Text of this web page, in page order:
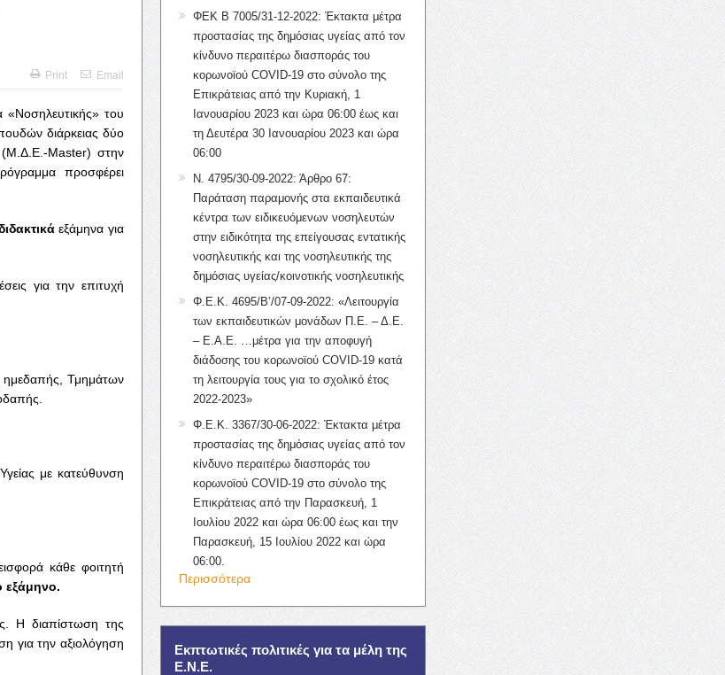
Print Email
του
διάρκειας δύο
(Μ.Δ.Ε.-Master) στην
προσφέρει
εξάμηνα για
για την επιτυχή
ημεδαπής, Τμημάτων
με κατεύθυνση
κάθε φοιτητή
εξάμηνο.
Η διαπίστωση της
για την αξιολόγηση
ΦΕΚ Β 7005/31-12-2022: Έκτακτα μέτρα
προστασίας της δημόσιας υγείας από τον
κίνδυνο περαιτέρω διασποράς του
κορωνοϊού COVID-19 στο σύνολο της
Επικράτειας από την Κυριακή, 1
Ιανουαρίου 2023 και ώρα 06:00 έως και
τη Δευτέρα 30 Ιανουαρίου 2023 και ώρα
06:00
Ν. 4795/30-09-2022: Άρθρο 67:
Παράταση παραμονής στα εκπαιδευτικά
κέντρα των ειδικευόμενων νοσηλευτών
στην ειδικότητα της επείγουσας εντατικής
νοσηλευτικής και της νοσηλευτικής της
δημόσιας υγείας/κοινοτικής νοσηλευτικής
Φ.Ε.Κ. 4695/Β’/07-09-2022: «Λειτουργία
των εκπαιδευτικών μονάδων Π.Ε. – Δ.Ε.
– Ε.Α.Ε. …μέτρα για την αποφυγή
διάδοσης του κορωνοϊού COVID-19 κατά
τη λειτουργία τους για το σχολικό έτος
2022-2023»
Φ.Ε.Κ. 3367/30-06-2022: Έκτακτα μέτρα
προστασίας της δημόσιας υγείας από τον
κίνδυνο περαιτέρω διασποράς του
κορωνοϊού COVID-19 στο σύνολο της
Επικράτειας από την Παρασκευή, 1
Ιουλίου 2022 και ώρα 06:00 έως και την
Παρασκευή, 15 Ιουλίου 2022 και ώρα
06:00.
Περισσότερα
Εκπτωτικές πολιτικές για τα μέλη της
Ε.Ν.Ε.